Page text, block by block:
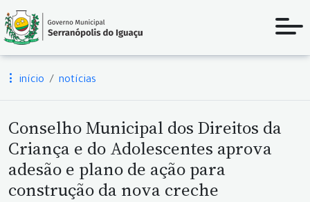
início notícias
Conselho Municipal dos Direitos da
Criança e do Adolescentes aprova
adesão e plano de ação para
construção da nova creche